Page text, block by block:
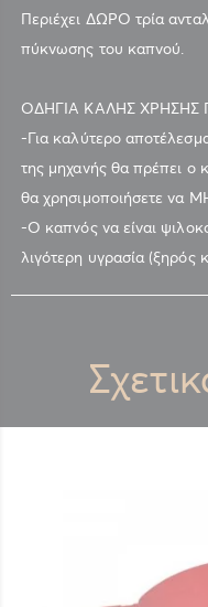
Περιέχει ΔΩΡΟ τρία
πύκνωσης του καπνού.
ΟΔΗΓΙΑ ΚΑΛΗΣ ΧΡΗΣΗΣ
-Για καλύτερο
της μηχανής θα πρέπει ο
θα χρησιμοποιήσετε να
-Ο καπνός να είναι
λιγότερη υγρασία (ξηρός